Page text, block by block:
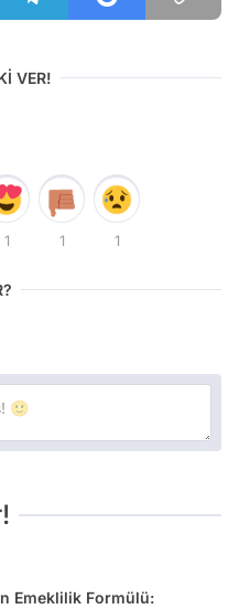
VER!
1 1 1
Emeklilik Formülü: